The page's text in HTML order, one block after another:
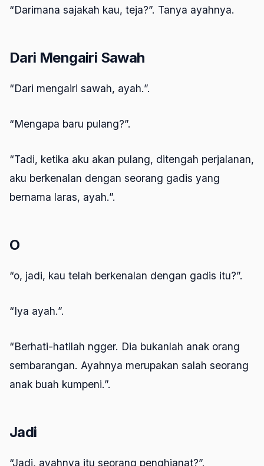
“Darimana sajakah kau, teja?”. Tanya ayahnya.
Dari Mengairi Sawah
“Dari mengairi sawah, ayah.”.
“Mengapa baru pulang?”.
“Tadi, ketika aku akan pulang, ditengah perjalanan,
aku berkenalan dengan seorang gadis yang
bernama laras, ayah.”.
O
“o, jadi, kau telah berkenalan dengan gadis itu?”.
“Iya ayah.”.
“Berhati-hatilah ngger. Dia bukanlah anak orang
sembarangan. Ayahnya merupakan salah seorang
anak buah kumpeni.”.
Jadi
“Jadi, ayahnya itu seorang penghianat?”.